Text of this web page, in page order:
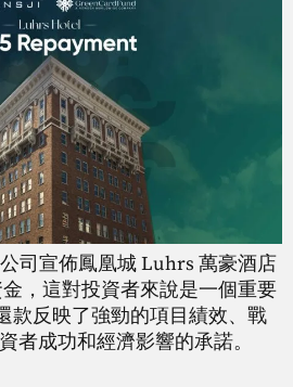
司宣佈鳳凰城 Luhrs 萬豪酒店
，這對投資者來說是一個重要
款反映了強勁的項目績效、戰
者成功和經濟影響的承諾。